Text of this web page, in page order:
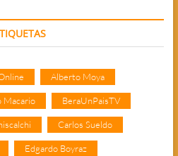
Alberto Moya
Macario BeraUnPaisTV
Carlos Sueldo
Edgardo Boyraz